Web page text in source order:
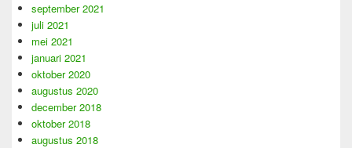
september 2021
juli 2021
mei 2021
januari 2021
oktober 2020
augustus 2020
december 2018
oktober 2018
augustus 2018